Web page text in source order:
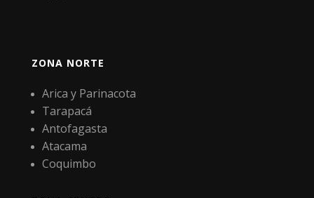
ZONA NORTE
Arica y Parinacota
Tarapacá
Antofagasta
Atacama
Coquimbo